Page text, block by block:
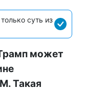
суть из
может
Такая